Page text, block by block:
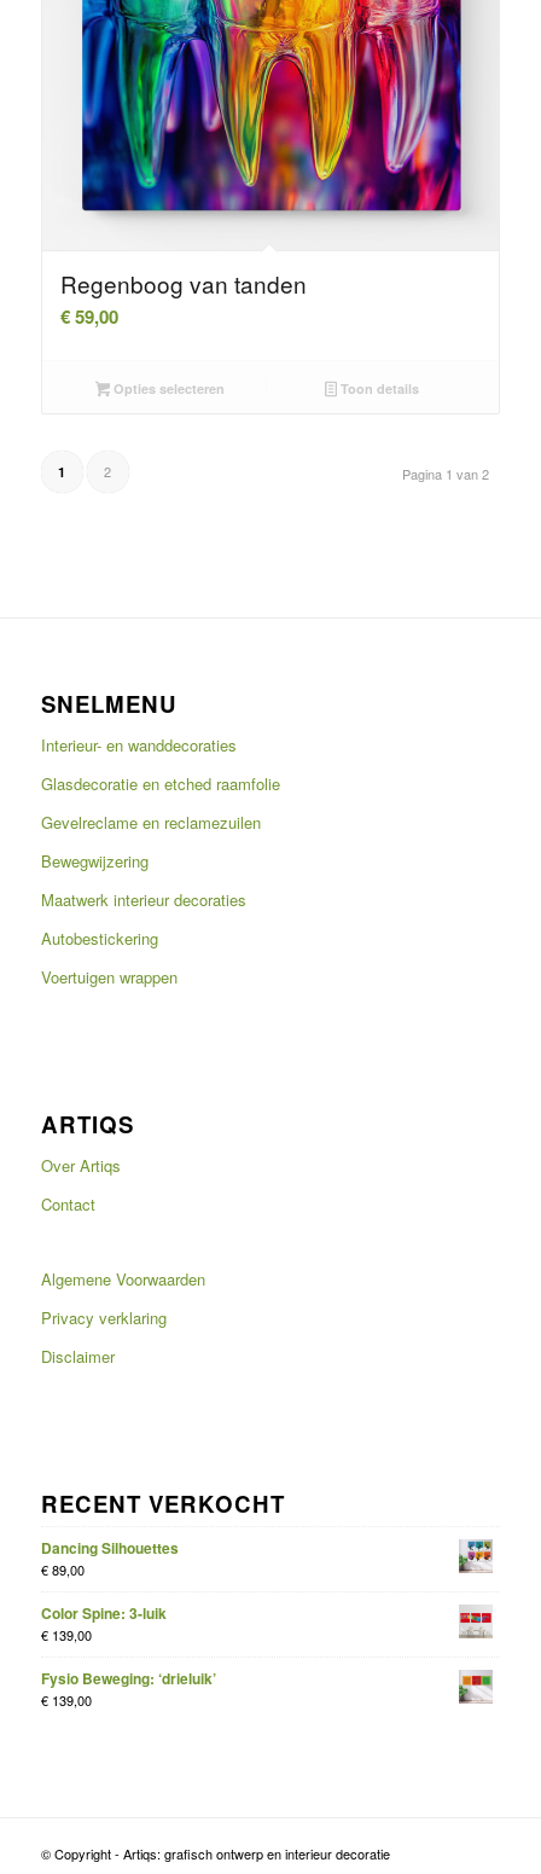
Regenboog van tanden
€59,00
Opties selecteren Toon details
Pagina 1 van 2
1 2
SNELMENU
Interieur- en wanddecoraties
Glasdecoratie en etched raamfolie
Gevelreclame en reclamezuilen
Bewegwijzering
Maatwerk interieur decoraties
Autobestickering
Voertuigen wrappen
ARTIQS
Over Artiqs
Contact
Algemene Voorwaarden
Privacy verklaring
Disclaimer
RECENT VERKOCHT
Dancing Silhouettes
€89,00
Color Spine: 3-luik
€139,00
Fysio Beweging: ‘drieluik’
€139,00
© Copyright - Artiqs: grafisch ontwerp en interieur decoratie